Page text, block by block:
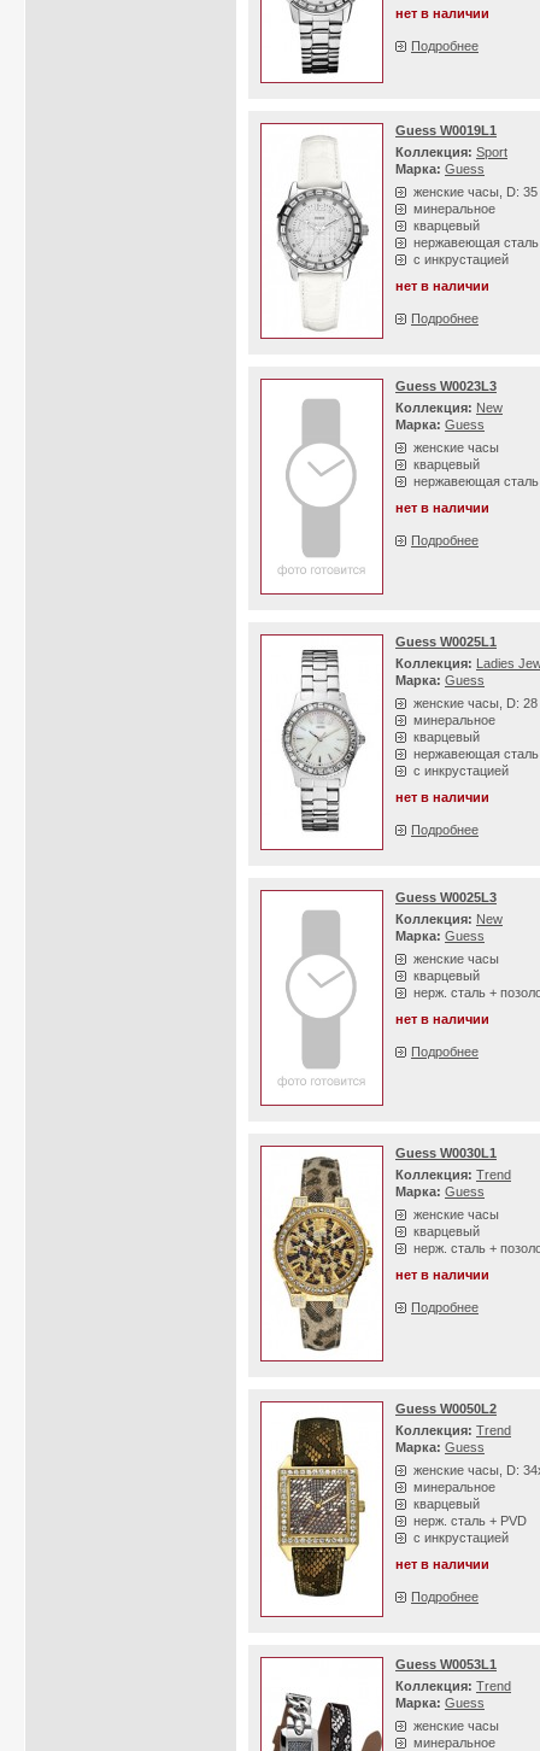
нет в наличии
Подробнее
Guess W0019L1
Коллекция: Sport
Марка: Guess
женские часы, D:
минеральное
кварцевый
нержавеющая сталь
с инкрустацией
нет в наличии
Подробнее
Guess W0023L3
Коллекция: New
Марка: Guess
женские часы
кварцевый
нержавеющая сталь
нет в наличии
Подробнее
Guess W0025L1
Коллекция: Ladies
Марка: Guess
женские часы, D:
минеральное
кварцевый
нержавеющая сталь
с инкрустацией
нет в наличии
Подробнее
Guess W0025L3
Коллекция: New
Марка: Guess
женские часы
кварцевый
нерж. сталь +
нет в наличии
Подробнее
Guess W0030L1
Коллекция: Trend
Марка: Guess
женские часы
кварцевый
нерж. сталь +
нет в наличии
Подробнее
Guess W0050L2
Коллекция: Trend
Марка: Guess
женские часы, D:
минеральное
кварцевый
нерж. сталь + PVD
с инкрустацией
нет в наличии
Подробнее
Guess W0053L1
Коллекция: Trend
Марка: Guess
женские часы
минеральное